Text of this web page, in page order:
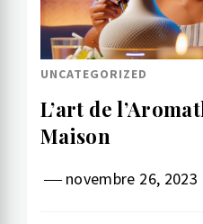
UNCATEGORIZED
L’art de
Maison
novembre 26, 2023